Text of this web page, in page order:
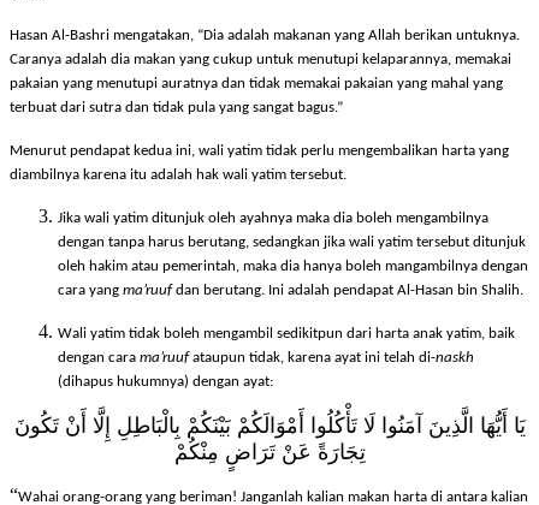
Hasan Al-Bashri mengatakan, “Dia adalah makanan yang Allah berikan untuknya.
Caranya adalah dia makan yang cukup untuk menutupi kelaparannya, memakai
pakaian yang menutupi auratnya dan tidak memakai pakaian yang mahal yang
Menurut pendapat kedua ini, wali yatim tidak perlu mengembalikan harta yang
Jika wali yatim ditunjuk oleh ayahnya maka dia boleh mengambilnya
dengan tanpa harus berutang, sedangkan jika wali yatim tersebut ditunjuk
oleh hakim atau pemerintah, maka dia hanya boleh mangambilnya dengan
Wali yatim tidak boleh mengambil sedikitpun dari harta anak yatim, baik
dengan carama’ruuf ataupun tidak, karena ayat ini telah di-
(dihapus hukumnya) dengan ayat:
يَا أَيُّهَا الَّذِينَ آمَنُوا لَا تَأْكُلُوا أَمْوَالَكُمْ بَيْنَكُمْ بِالْبَاطِلِ إِلَّا أَنْ تَكُونَ
تِجَارَةً عَنْ تَرَاضٍ مِنْكُمْ